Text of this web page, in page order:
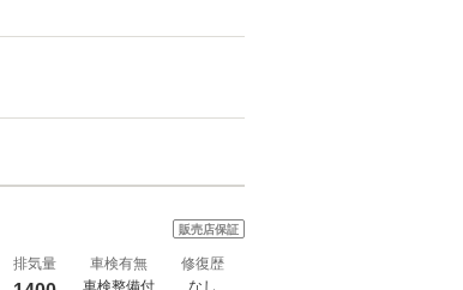
販売店保証
排気量
車検有無
車検整備付
修復歴
なし